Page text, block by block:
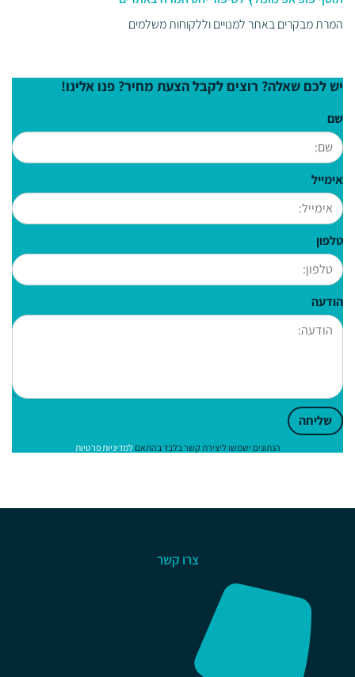
המרת מבקרים באתר למנויים וללקוחות משלמים
יש לכם שאלה? רוצים לקבל הצעת מחיר? פנו אלינו!
שם
אימייל
טלפון
הודעה
שליחה
הנתונים ישמשו ליצירת קשר בלבד בהתאםלמדיניות פרטיות
צרו קשר